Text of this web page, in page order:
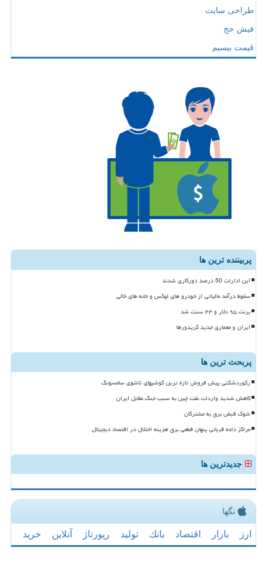
طراحی سایت
فیش حج
قیمت بیسیم
پربیننده ترین ها
این ادارات 50 درصد دورکاری شدند
سقوط درآمد مالیاتی از خودرو های لوکس و خانه های خالی
برنت ۹۵ دلار و ۴۴ سنت شد
ایران و معماری جدید کریدورها
پربحث ترین ها
رکوردشکنی پیش فروش تازه ترین گوشیهای تاشوی سامسونگ
کاهش شدید واردات نفت چین به سبب جنگ مقابل ایران
شوک قبض برق به مشترکان
مراکز داده قربانی پنهان قطعی برق هزینه اختلال در اقتصاد دیجیتال
جدیدترین ها
تگها
ارز بازار اقتصاد بانك تولید رپورتاژ آنلاین خرید